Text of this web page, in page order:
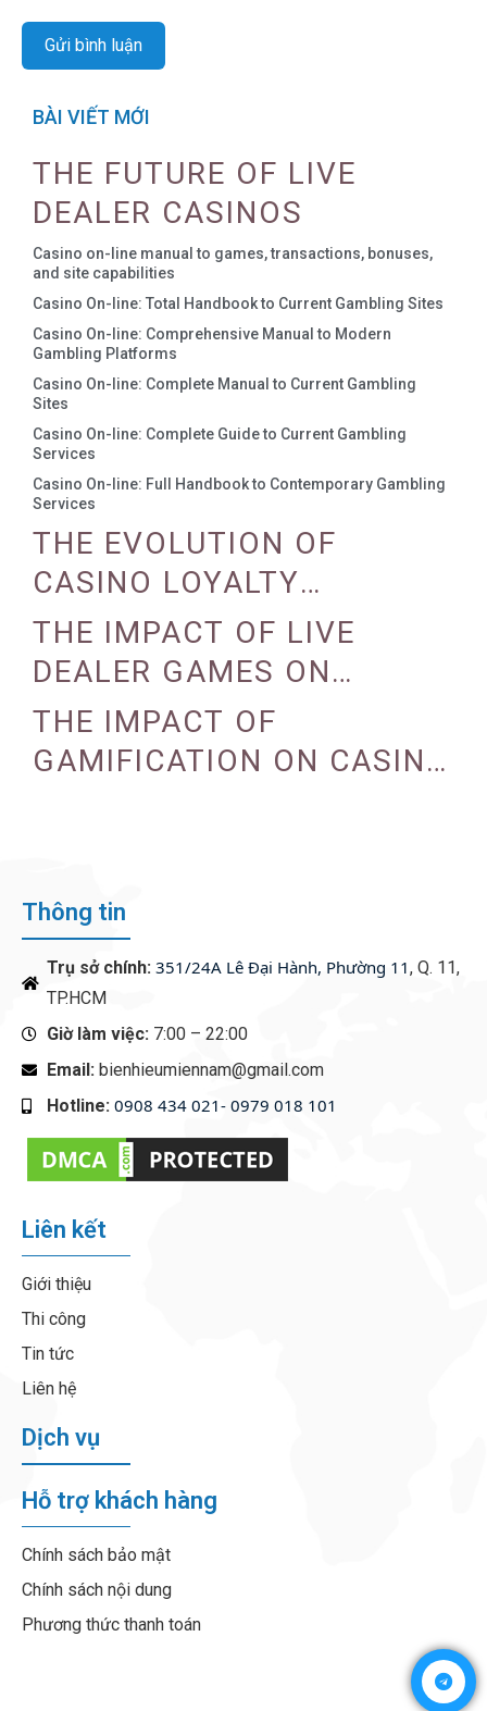
BÀI VIẾT MỚI
THE FUTURE OF LIVE
DEALER CASINOS
Casino on-line manual to games, transactions, bonuses,
and site capabilities
Casino On-line: Total Handbook to Current Gambling Sites
Casino On-line: Comprehensive Manual to Modern
Gambling Platforms
Casino On-line: Complete Manual to Current Gambling
Sites
Casino On-line: Complete Guide to Current Gambling
Services
Casino On-line: Full Handbook to Contemporary Gambling
Services
THE EVOLUTION OF
CASINO LOYALTY
PROGRAMS
THE IMPACT OF LIVE
DEALER GAMES ON
CASINO EXPERIENCE
THE IMPACT OF
GAMIFICATION ON CASINO
Thông tin
Trụ sở chính: 351/24A Lê Đại Hành, Phường 11, Q. 11,
TP.HCM
Giờ làm việc: 7:00 – 22:00
Email: bienhieumiennam@gmail.com
Hotline: 0908 434 021- 0979 018 101
Liên kết
Giới thiệu
Thi công
Tin tức
Liên hệ
Dịch vụ
Hỗ trợ khách hàng
Chính sách bảo mật
Chính sách nội dung
Phương thức thanh toán